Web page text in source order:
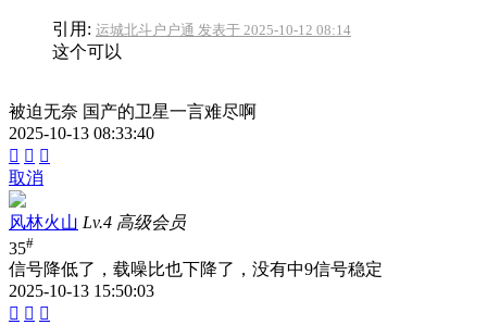
引用: 运城北斗户户通 发表于 2025-10-12 08:14
这个可以
被迫无奈 国产的卫星一言难尽啊
2025-10-13 08:33:40
  
取消
风林火山 Lv.4 高级会员
35#
信号降低了，载噪比也下降了，没有中9信号稳定
2025-10-13 15:50:03
  